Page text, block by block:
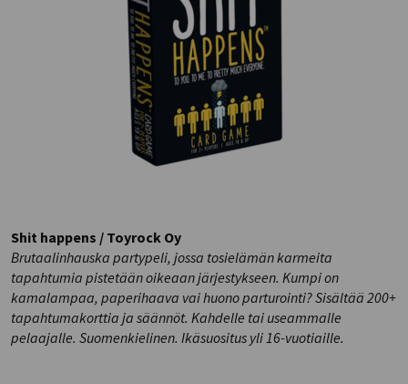
Shit happens / Toyrock Oy
Brutaalinhauska partypeli, jossa tosielämän karmeita
tapahtumia pistetään oikeaan järjestykseen. Kumpi on
kamalampaa, paperihaava vai huono parturointi? Sisältää 200+
tapahtumakorttia ja säännöt. Kahdelle tai useammalle
pelaajalle. Suomenkielinen. Ikäsuositus yli 16-vuotiaille.